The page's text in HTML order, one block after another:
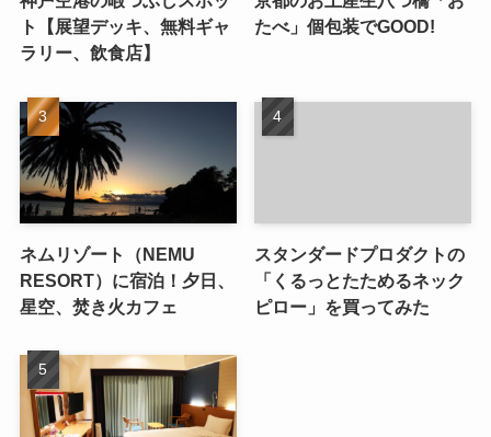
ト【展望デッキ、無料ギャ
ラリー、飲食店】
たべ」個包装でGOOD!
ネムリゾート（NEMU
RESORT）に宿泊！夕日、
星空、焚き火カフェ
スタンダードプロダクトの
「くるっとたためるネック
ピロー」を買ってみた